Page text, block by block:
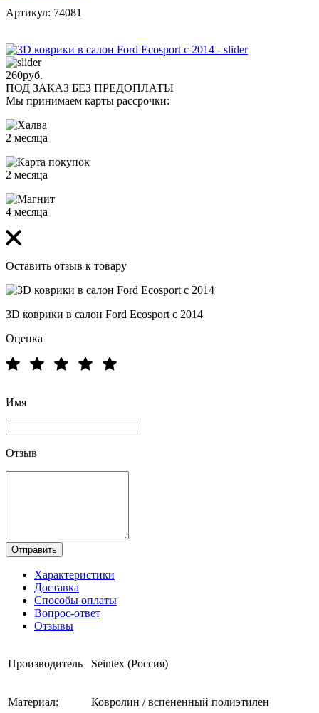
Артикул: 74081
260руб.
ПОД ЗАКАЗ БЕЗ ПРЕДОПЛАТЫ
Мы принимаем карты рассрочки:
2 месяца
2 месяца
4 месяца
Оставить отзыв к товару
3D коврики в салон Ford Ecosport с 2014
Оценка
Имя
Отзыв
Отправить
Характеристики
Доставка
Способы оплаты
Вопрос-ответ
Отзывы
Производитель Seintex (Россия)
Материал: Ковролин / вспененный полиэтилен